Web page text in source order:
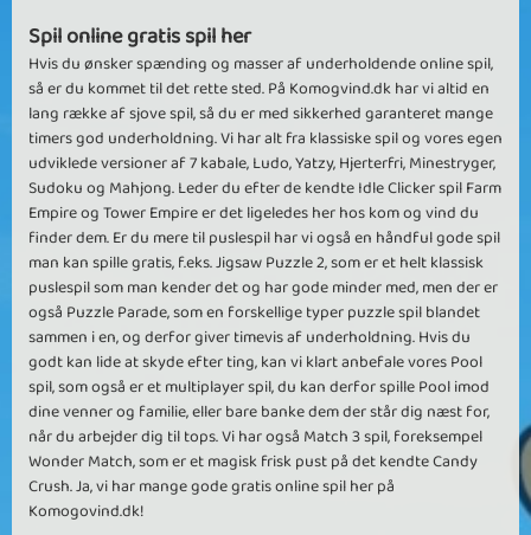
Spil online gratis spil her
Hvis du ønsker spænding og masser af underholdende online spil,
så er du kommet til det rette sted. På Komogvind.dk har vi altid en
lang række af sjove spil, så du er med sikkerhed garanteret mange
timers god underholdning. Vi har alt fra klassiske spil og vores egen
udviklede versioner af 7 kabale, Ludo, Yatzy, Hjerterfri, Minestryger,
Sudoku og Mahjong. Leder du efter de kendte Idle Clicker spil Farm
Empire og Tower Empire er det ligeledes her hos kom og vind du
finder dem. Er du mere til puslespil har vi også en håndful gode spil
man kan spille gratis, f.eks. Jigsaw Puzzle 2, som er et helt klassisk
puslespil som man kender det og har gode minder med, men der er
også Puzzle Parade, som en forskellige typer puzzle spil blandet
sammen i en, og derfor giver timevis af underholdning. Hvis du
godt kan lide at skyde efter ting, kan vi klart anbefale vores Pool
spil, som også er et multiplayer spil, du kan derfor spille Pool imod
dine venner og familie, eller bare banke dem der står dig næst for,
når du arbejder dig til tops. Vi har også Match 3 spil, foreksempel
Wonder Match, som er et magisk frisk pust på det kendte Candy
Crush. Ja, vi har mange gode gratis online spil her på
Komogovind.dk!